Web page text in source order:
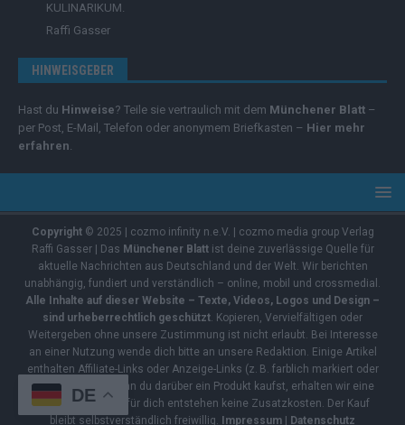
KULINARIKUM.
Raffi Gasser
HINWEISGEBER
Hast du Hinweise? Teile sie vertraulich mit dem Münchener Blatt –
per Post, E-Mail, Telefon oder anonymem Briefkasten – Hier mehr
erfahren.
Copyright© 2025 | cozmo infinity n.e.V. | cozmo media group Verlag
Raffi Gasser | Das Münchener Blattist deine zuverlässige Quelle für
aktuelle Nachrichten aus Deutschland und der Welt. Wir berichten
unabhängig, fundiert und verständlich – online, mobil und crossmedial.
Alle Inhalte auf dieser Website – Texte, Videos, Logos und Design –
sind urheberrechtlich geschützt. Kopieren, Vervielfältigen oder
Weitergeben ohne unsere Zustimmung ist nicht erlaubt. Bei Interesse
an einer Nutzung wende dich bitte an unsere Redaktion. Einige Artikel
enthalten Affiliate-Links oder Anzeige-Links (z. B. farblich markiert oder
unterstrichen). Wenn du darüber ein Produkt kaufst, erhalten wir eine
kleine Provision – für dich entstehen keine Zusatzkosten. Der Kauf
bleibt selbstverständlich freiwillig.
Impressum Datenschutz
DE